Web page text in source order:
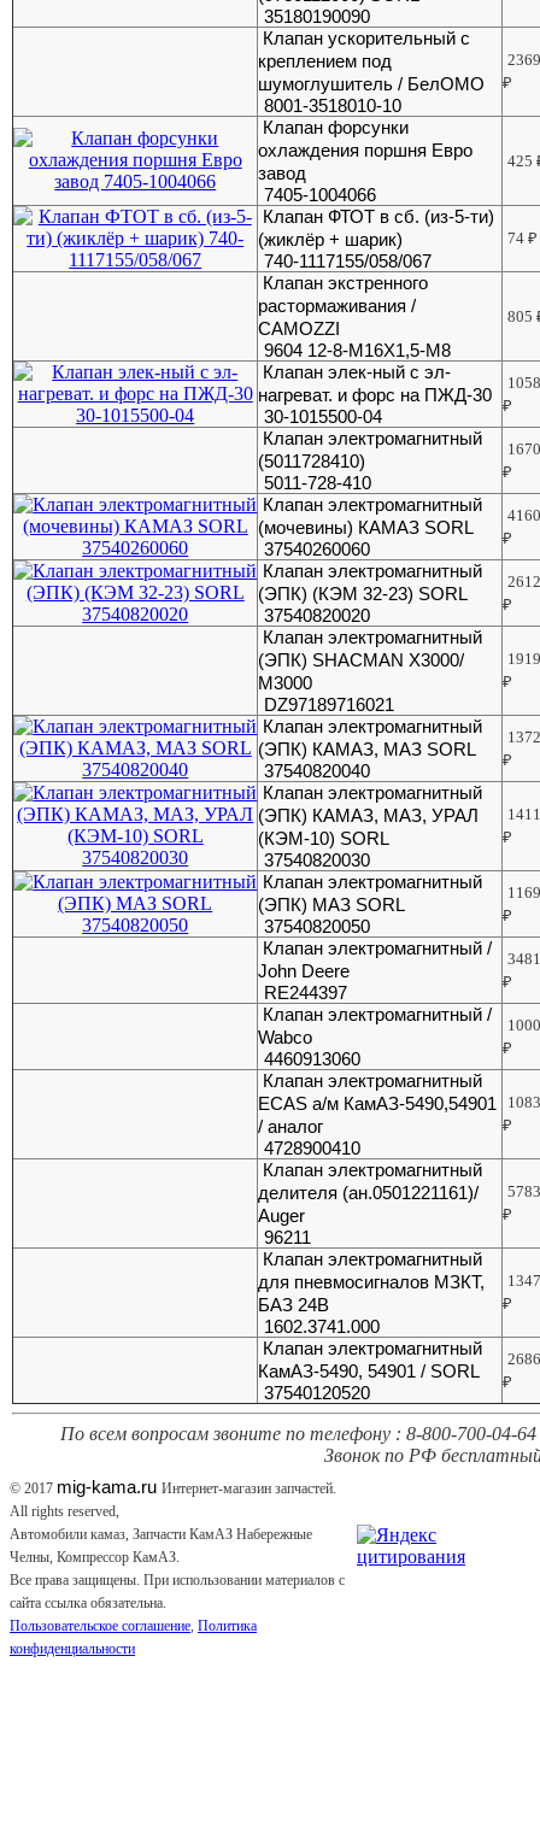
35180190090
Клапан ускорительный с
креплением под
шумоглушитель / БелОМО
8001-3518010-10
₽
Клапан форсунки
охлаждения поршня Евро
завод
7405-1004066
425
Клапан ФТОТ в сб. (из-5-ти)
(жиклёр + шарик)
740-1117155/058/067
74₽
Клапан экстренного
растормаживания /
CAMOZZI
9604 12-8-М16Х1,5-М8
805
Клапан элек-ный с эл-
нагреват. и форс на ПЖД-30
30-1015500-04
₽
Клапан электромагнитный
(5011728410)
5011-728-410
₽
Клапан электромагнитный
(мочевины) КАМАЗ SORL
37540260060
₽
Клапан электромагнитный
(ЭПК) (КЭМ 32-23) SORL
37540820020
₽
Клапан электромагнитный
(ЭПК) SHACMAN X3000/
M3000
DZ97189716021
₽
Клапан электромагнитный
(ЭПК) КАМАЗ, МАЗ SORL
37540820040
₽
Клапан электромагнитный
(ЭПК) КАМАЗ, МАЗ, УРАЛ
(КЭМ-10) SORL
37540820030
₽
Клапан электромагнитный
(ЭПК) МАЗ SORL
37540820050
₽
Клапан электромагнитный /
John Deere
RE244397
₽
Клапан электромагнитный /
Wabco
4460913060
₽
Клапан электромагнитный
ECAS а/м КамАЗ-5490,54901
/ аналог
4728900410
₽
Клапан электромагнитный
делителя (ан.0501221161)/
Auger
96211
₽
Клапан электромагнитный
для пневмосигналов МЗКТ,
БАЗ 24В
1602.3741.000
₽
Клапан электромагнитный
КамАЗ-5490, 54901 / SORL
37540120520
₽
По всем вопросам звоните по телефону : 8-800-700-04-64
Звонок по РФ
© 2017 mig-kama.ru Интернет-магазин запчастей.
All rights reserved,
Автомобили камаз, Запчасти КамАЗ Набережные
Челны, Компрессор КамАЗ.
Все права защищены. При использовании материалов с
сайта ссылка обязательна.
Пользовательское соглашение, Политика
конфиденциальности